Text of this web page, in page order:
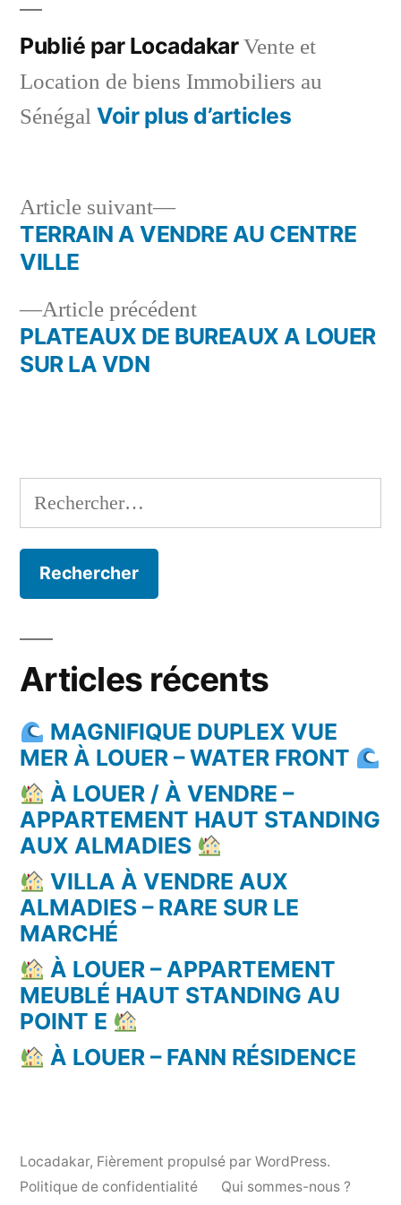
Publié par LocadakarVente et
Location de biens Immobiliers au
Sénégal Voir plus d’articles
Navigation
l’article
Article précédentArticle
précédent :
PLATEAUX DE BUREAUX A LOUER
SUR LA VDN
Article suivant
Article
suivant :
TERRAIN A VENDRE AU CENTRE
VILLE
Rechercher :
Articles récents
MAGNIFIQUE DUPLEX VUE
MER À LOUER – WATER FRONT
À LOUER / À VENDRE –
APPARTEMENT HAUT STANDING
AUX ALMADIES
VILLA À VENDRE AUX
ALMADIES – RARE SUR LE
MARCHÉ
À LOUER – APPARTEMENT
MEUBLÉ HAUT STANDING AU
POINT E
À LOUER – FANN RÉSIDENCE
Locadakar, Fièrement propulsé par WordPress.
Politique de confidentialité
Qui sommes-nous ?